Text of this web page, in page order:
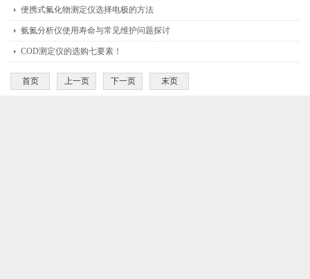
便携式氟化物测定仪选择电极的方法
氨氮分析仪使用寿命与常见维护问题探讨
COD测定仪的选购七要素！
首页 上一页 下一页 末页